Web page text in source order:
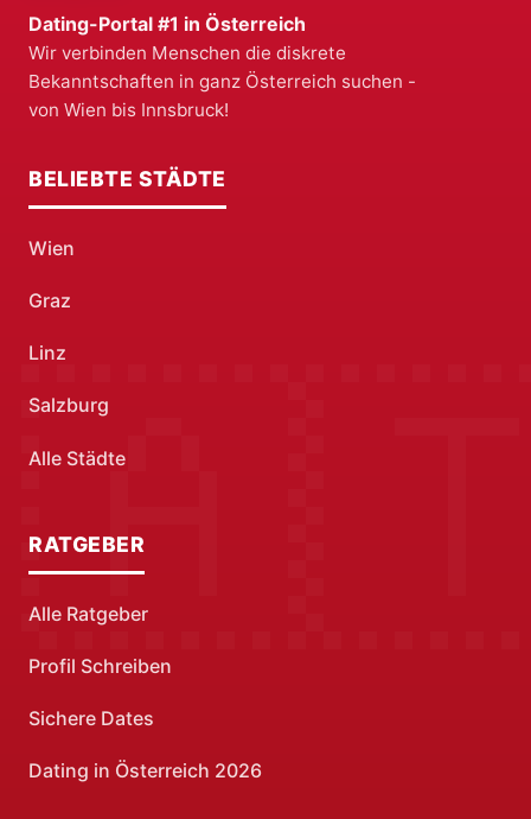
Dating-Portal #1 in Österreich
Wir verbinden Menschen die diskrete
Bekanntschaften in ganz Österreich suchen -
von Wien bis Innsbruck!
BELIEBTE STÄDTE
Wien
Graz
Linz
Salzburg
Alle Städte
RATGEBER
Alle Ratgeber
Profil Schreiben
Sichere Dates
Dating in Österreich 2026